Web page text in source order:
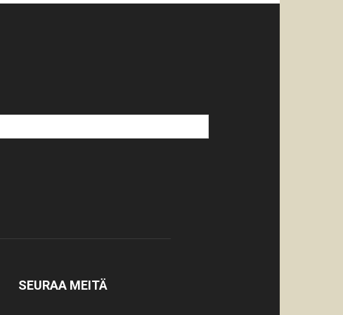
SEURAA MEITÄ